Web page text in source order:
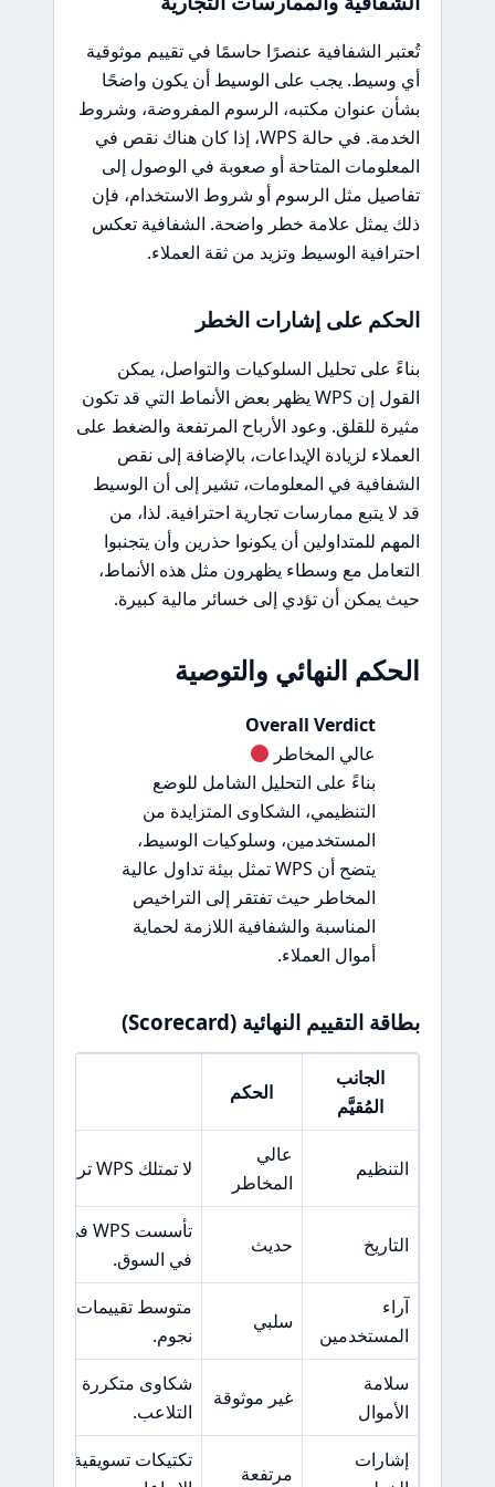
تُعتبر الشفافية عنصرًا حاسمًا في تقييم موثوقية
أي وسيط. يجب على الوسيط أن يكون واضحًا
بشأن عنوان مكتبه، الرسوم المفروضة، وشروط
الخدمة. في حالة WPS، إذا كان هناك نقص في
المعلومات المتاحة أو صعوبة في الوصول إلى
تفاصيل مثل الرسوم أو شروط الاستخدام، فإن
ذلك يمثل علامة خطر واضحة. الشفافية تعكس
احترافية الوسيط وتزيد من ثقة العملاء.
الحكم على إشارات الخطر
بناءً على تحليل السلوكيات والتواصل، يمكن
القول إن WPS يظهر بعض الأنماط التي قد تكون
مثيرة للقلق. وعود الأرباح المرتفعة والضغط على
العملاء لزيادة الإيداعات، بالإضافة إلى نقص
الشفافية في المعلومات، تشير إلى أن الوسيط
قد لا يتبع ممارسات تجارية احترافية. لذا، من
المهم للمتداولين أن يكونوا حذرين وأن يتجنبوا
التعامل مع وسطاء يظهرون مثل هذه الأنماط،
حيث يمكن أن تؤدي إلى خسائر مالية كبيرة.
الحكم النهائي والتوصية
Overall Verdict
عالي المخاطر
بناءً على التحليل الشامل للوضع
التنظيمي، الشكاوى المتزايدة من
المستخدمين، وسلوكيات الوسيط،
يتضح أن WPS تمثل بيئة تداول عالية
المخاطر حيث تفتقر إلى التراخيص
المناسبة والشفافية اللازمة لحماية
أموال العملاء.
بطاقة التقييم النهائية (Scorecard)
الجانب
المُقيَّم
الحكم
التنظيم
عالي
المخاطر
لا تمتلك WPS ترخيصًا من أي هيئة تنظيمية موثوقة.
التاريخ حديث
في السوق.
آراء
المستخدمين
سلبي
نجوم.
سلامة
الأموال
غير موثوقة
شكاوى متكررة حول
التلاعب.
إشارات
مرتفعة
تكتيكات تسويقية عدوانية